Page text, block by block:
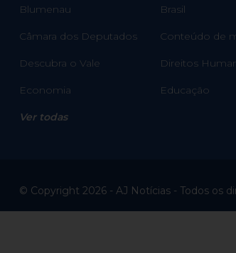
Blumenau Brasil
Câmara dos Deputados Conteúdo de
Descubra o Vale Direitos
Economia Educação
Ver todas
© Copyright 2026 - AJ Notícias - Todos os